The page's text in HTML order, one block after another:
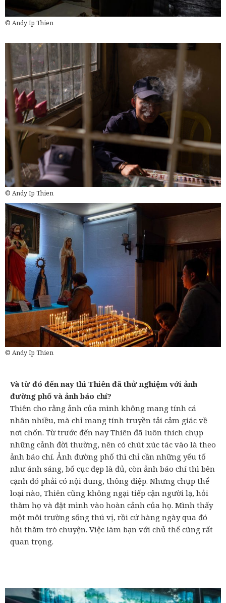
© Andy Ip Thien
© Andy Ip Thien
© Andy Ip Thien
Và từ đó đến nay thì Thiên đã thử nghiệm với ảnh
đường phố và ảnh báo chí?
Thiên cho rằng ảnh của mình không mang tính cá
nhân nhiều, mà chỉ mang tính truyền tải cảm giác về
nơi chốn. Từ trước đến nay Thiên đã luôn thích chụp
những cảnh đời thường, nên có chút xúc tác vào là theo
ảnh báo chí. Ảnh đường phố thì chỉ cần những yếu tố
như ánh sáng, bố cục đẹp là đủ, còn ảnh báo chí thì bên
cạnh đó phải có nội dung, thông điệp. Nhưng chụp thể
loại nào, Thiên cũng không ngại tiếp cận người lạ, hỏi
thăm họ và đặt mình vào hoàn cảnh của họ. Mình thấy
một môi trường sống thú vị, rồi cứ hàng ngày qua đó
hỏi thăm trò chuyện. Việc làm bạn với chủ thể cũng rất
quan trọng.